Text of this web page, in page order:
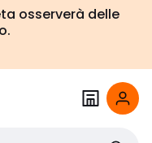
osserverà delle